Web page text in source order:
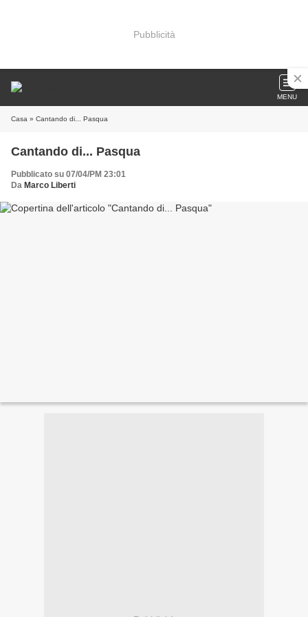
Pubblicità
MENU
Casa » Cantando di... Pasqua
Cantando di... Pasqua
Pubblicato su 07/04/PM 23:01
Da Marco Liberti